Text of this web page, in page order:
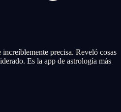
precisa. Reveló cosas
Es la app de astrología más